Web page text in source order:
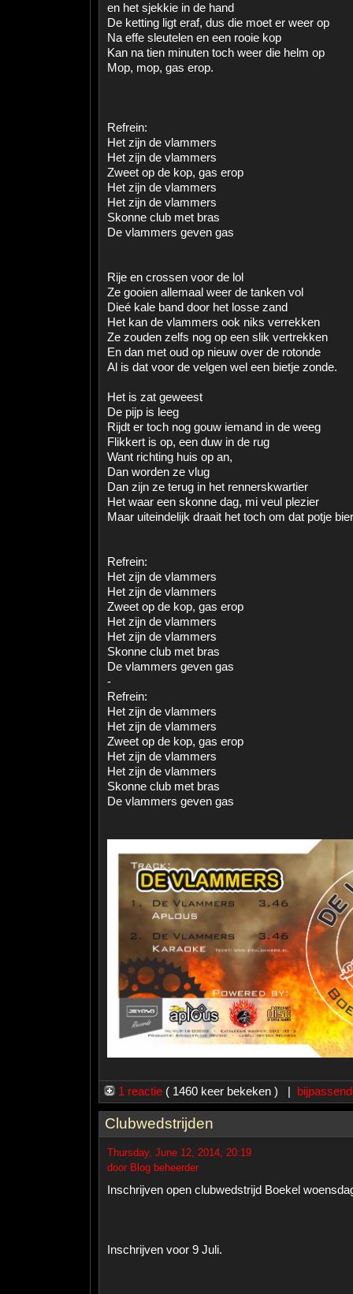
en het sjekkie in de hand
De ketting ligt eraf, dus die moet er weer op
Na effe sleutelen en een rooie kop
Kan na tien minuten toch weer die helm op
Mop, mop, gas erop.
Refrein:
Het zijn de vlammers
Het zijn de vlammers
Zweet op de kop, gas erop
Het zijn de vlammers
Het zijn de vlammers
Skonne club met bras
De vlammers geven gas
Rije en crossen voor de lol
Ze gooien allemaal weer de tanken vol
Dieé kale band door het losse zand
Het kan de vlammers ook niks verrekken
Ze zouden zelfs nog op een slik vertrekken
En dan met oud op nieuw over de rotonde
Al is dat voor de velgen wel een bietje zonde.
Het is zat geweest
De pijp is leeg
Rijdt er toch nog gouw iemand in de weeg
Flikkert is op, een duw in de rug
Want richting huis op an,
Dan worden ze vlug
Dan zijn ze terug in het rennerskwartier
Het waar een skonne dag, mi veul plezier
Maar uiteindelijk draait het toch om dat potje
Refrein:
Het zijn de vlammers
Het zijn de vlammers
Zweet op de kop, gas erop
Het zijn de vlammers
Het zijn de vlammers
Skonne club met bras
De vlammers geven gas
-
Refrein:
Het zijn de vlammers
Het zijn de vlammers
Zweet op de kop, gas erop
Het zijn de vlammers
Het zijn de vlammers
Skonne club met bras
De vlammers geven gas
1 reactie ( 1460 keer bekeken ) |
Clubwedstrijden
Thursday, June 12, 2014, 20:19
door Blog beheerder
Inschrijven open clubwedstrijd Boekel
Inschrijven voor 9 Juli.